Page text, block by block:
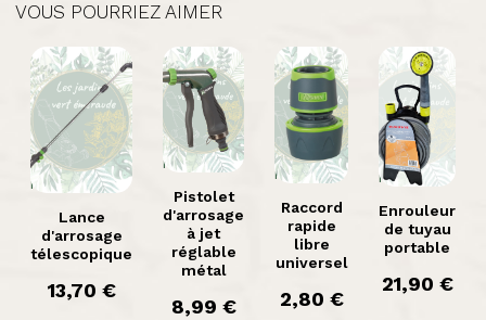
VOUS POURRIEZ AIMER
 Aperçu
rapide
Lance
d'arrosage
télescopique
prix
13,70 €
Aperçu
rapide
Pistolet
d'arrosage
à jet
réglable
métal
prix
8,99 €

Aperçu
rapide
Raccord
rapide
libre
universel
prix
2,80 €

Aperçu
rapide
Enrouleur
de tuyau
portable
prix
21,90 €